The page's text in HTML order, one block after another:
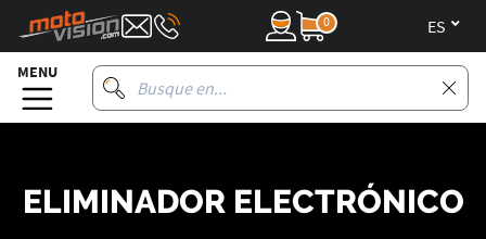
0
MENU
ELIMINADOR ELECTRÓNICO